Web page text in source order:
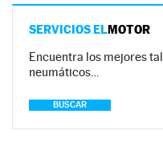
SERVICIOS ELMOTOR
Encuentra los mejores
neumáticos…
BUSCAR